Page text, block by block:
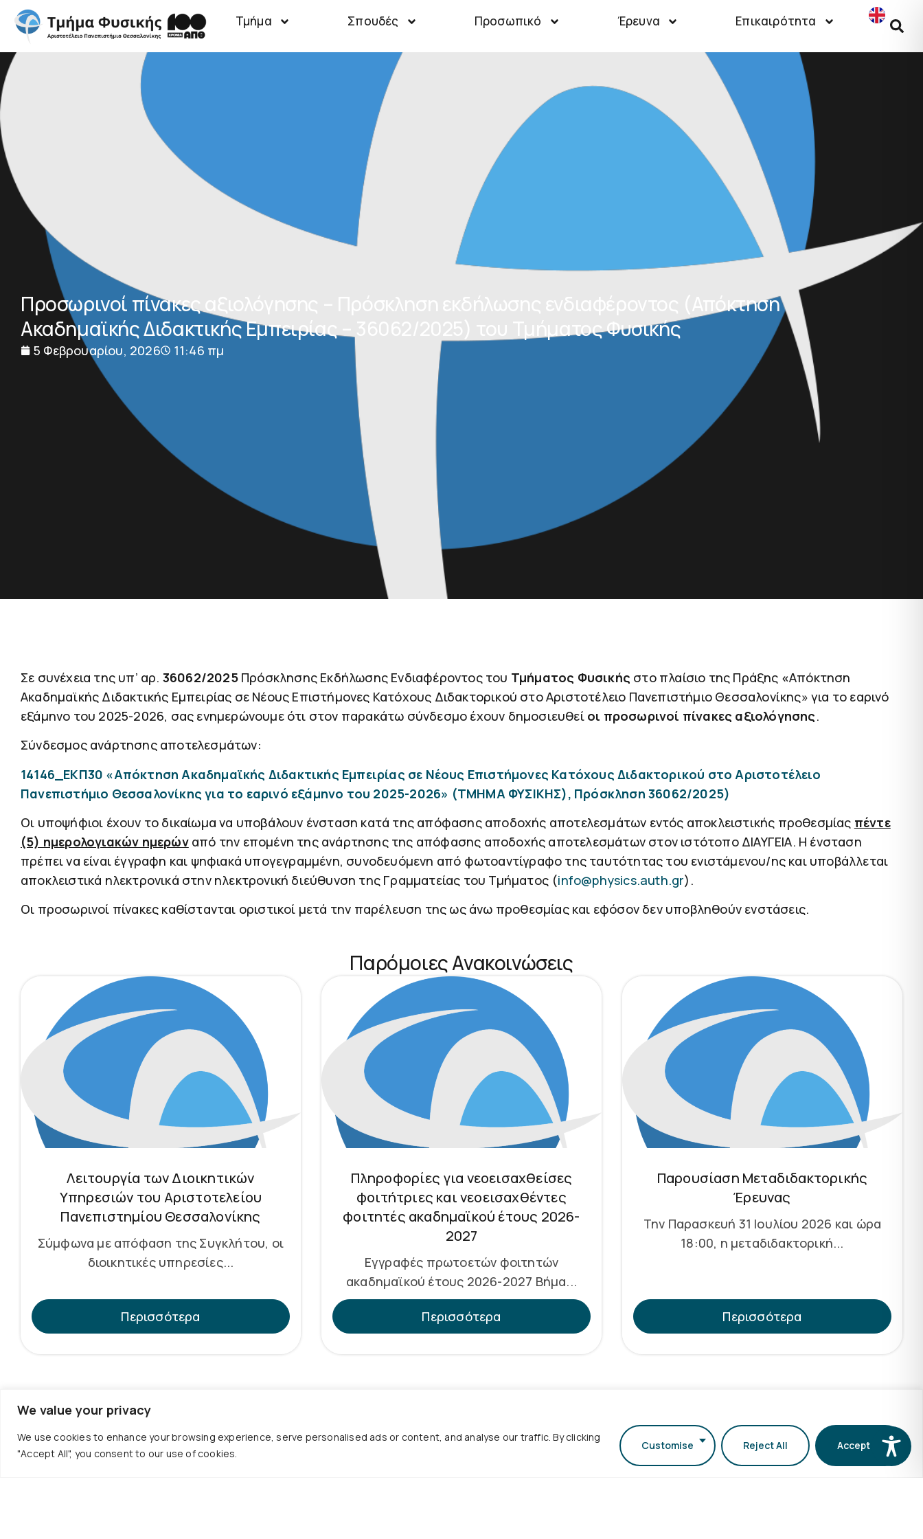
We value your privacy
We use cookies to enhance your browsing experience, serve personalised ads or content, and analyse our traffic. By clicking
"Accept All", you consent to our use of cookies.
Customise Reject All Accept All
Τμήμα Σπουδές Προσωπικό Έρευνα Επικαιρότητα
Προσωρινοί πίνακες αξιολόγησης – Πρόσκληση εκδήλωσης ενδιαφέροντος (Απόκτηση
Ακαδημαϊκής Διδακτικής Εμπειρίας – 36062/2025) του Τμήματος Φυσικής
5 Φεβρουαρίου, 2026 11:46 πμ
Σε συνέχεια της υπ’ αρ. 36062/2025Πρόσκλησης Εκδήλωσης Ενδιαφέροντος του Τμήματος Φυσικής στο πλαίσιο της Πράξης «Απόκτηση
Ακαδημαϊκής Διδακτικής Εμπειρίας σε Νέους Επιστήμονες Κατόχους Διδακτορικού στο Αριστοτέλειο Πανεπιστήμιο Θεσσαλονίκης» για το εαρινό
εξάμηνο του 2025-2026, σας ενημερώνουμε ότι στον παρακάτω σύνδεσμο έχουν δημοσιευθεί οι προσωρινοί πίνακες αξιολόγησης.
Σύνδεσμος ανάρτησης αποτελεσμάτων:
14146_ΕΚΠ30 «Απόκτηση Ακαδημαϊκής Διδακτικής Εμπειρίας σε Νέους Επιστήμονες Κατόχους Διδακτορικού στο Αριστοτέλειο
Πανεπιστήμιο Θεσσαλονίκης για τo εαρινό εξάμηνο του 2025-2026» (ΤΜΗΜΑ ΦΥΣΙΚΗΣ), Πρόσκληση 36062/2025)
Οι υποψήφιοι έχουν το δικαίωμα να υποβάλουν ένσταση κατά της απόφασης αποδοχής αποτελεσμάτων εντός αποκλειστικής προθεσμίας πέντε
(5) ημερολογιακών ημερώναπό την επομένη της ανάρτησης της απόφασης αποδοχής αποτελεσμάτων στον ιστότοπο ΔΙΑΥΓΕΙΑ. Η ένσταση
πρέπει να είναι έγγραφη και ψηφιακά υπογεγραμμένη, συνοδευόμενη από φωτοαντίγραφο της ταυτότητας του ενιστάμενου/ης και υποβάλλεται
αποκλειστικά ηλεκτρονικά στην ηλεκτρονική διεύθυνση της Γραμματείας του Τμήματος (info@physics.auth.gr).
Οι προσωρινοί πίνακες καθίστανται οριστικοί μετά την παρέλευση της ως άνω προθεσμίας και εφόσον δεν υποβληθούν ενστάσεις.
Παρόμοιες Ανακοινώσεις
Λειτουργία των Διοικητικών
Υπηρεσιών του Αριστοτελείου
Πανεπιστημίου Θεσσαλονίκης
Σύμφωνα με απόφαση της Συγκλήτου, οι
διοικητικές υπηρεσίες...
Περισσότερα
Πληροφορίες για νεοεισαχθείσες
φοιτήτριες και νεοεισαχθέντες
φοιτητές ακαδημαϊκού έτους 2026-
2027
Εγγραφές πρωτοετών φοιτητών
ακαδημαϊκού έτους 2026-2027 Βήμα...
Περισσότερα
Παρουσίαση Μεταδιδακτορικής
Έρευνας
Την Παρασκευή 31 Ιουλίου 2026 και ώρα
18:00, η μεταδιδακτορική...
Περισσότερα